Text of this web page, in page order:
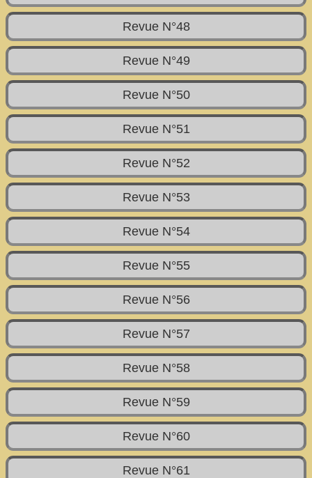
Revue N°48
Revue N°49
Revue N°50
Revue N°51
Revue N°52
Revue N°53
Revue N°54
Revue N°55
Revue N°56
Revue N°57
Revue N°58
Revue N°59
Revue N°60
Revue N°61